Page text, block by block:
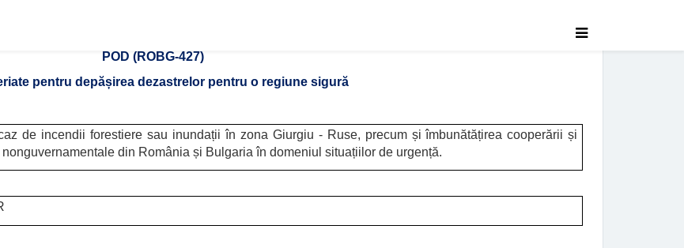
POD (ROBG-427)
pentru depășirea dezastrelor pentru o regiune sigură
de incendii forestiere sau inundații în zona Giurgiu - Ruse, precum și îmbunătățirea cooperării și
din România și Bulgaria în domeniul situațiilor de urgență.